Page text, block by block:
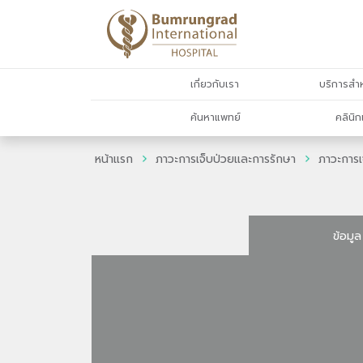
เกี่ยวกับเรา บริการส
ค้นหาแพทย์ คลินิก
หน้าแรก ภาวะการเจ็บป่วยและการรักษา ภาวะกา
ข้อมูล